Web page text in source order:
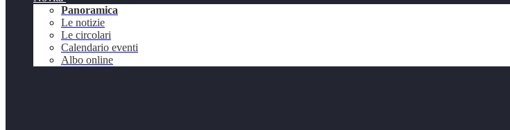
Panoramica
Le notizie
Le circolari
Calendario eventi
Albo online